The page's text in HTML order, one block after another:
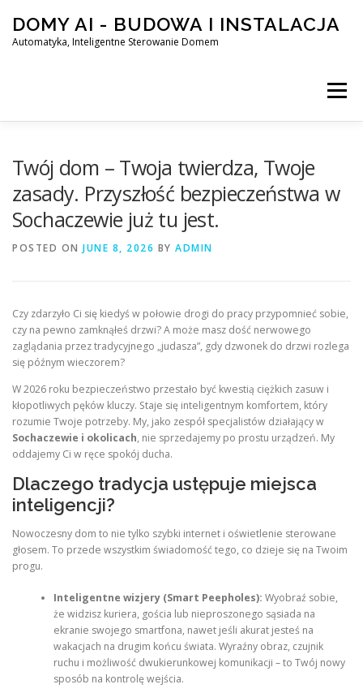
content
DOMY AI - BUDOWA I INSTALACJA
Automatyka, Inteligentne Sterowanie Domem
Menu
SMART DOM AI – AUTOMATYKA, INTELIGENTNE
Twój dom – Twoja twierdza, Twoje
zasady. Przyszłość bezpieczeństwa w
Sochaczewie już tu jest.
POSTED ON JUNE 8, 2026 BY ADMIN
Czy zdarzyło Ci się kiedyś w połowie drogi do pracy przypomnieć sobie,
czy na pewno zamknąłeś drzwi? A może masz dość nerwowego
zaglądania przez tradycyjnego „judasza”, gdy dzwonek do drzwi rozlega
się późnym wieczorem?
W 2026 roku bezpieczeństwo przestało być kwestią ciężkich zasuw i
kłopotliwych pęków kluczy. Staje się inteligentnym komfortem, który
rozumie Twoje potrzeby. My, jako zespół specjalistów działający w
Sochaczewie i okolicach, nie sprzedajemy po prostu urządzeń. My
oddajemy Ci w ręce spokój ducha.
Dlaczego tradycja ustępuje miejsca
inteligencji?
Nowoczesny dom to nie tylko szybki internet i oświetlenie sterowane
głosem. To przede wszystkim świadomość tego, co dzieje się na Twoim
progu.
Inteligentne wizjery (Smart Peepholes): Wyobraź sobie,
że widzisz kuriera, gościa lub nieproszonego sąsiada na
ekranie swojego smartfona, nawet jeśli akurat jesteś na
wakacjach na drugim końcu świata. Wyraźny obraz, czujnik
ruchu i możliwość dwukierunkowej komunikacji – to Twój nowy
sposób na kontrolę wejścia.